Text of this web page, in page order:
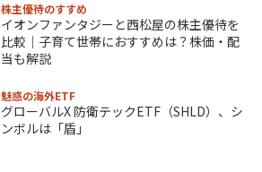
株主優待のすすめ
イオンファンタジーと西松屋の株主優待を
比較｜子育て世帯におすすめは？株価・配
当も解説
魅惑の海外ETF
グローバルX 防衛テックETF（SHLD）、シ
ンボルは「盾」